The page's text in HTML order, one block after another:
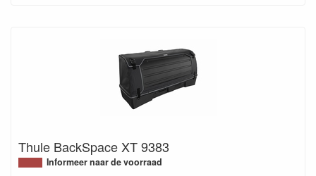
Thule BackSpace XT 9383
Informeer naar de voorraad